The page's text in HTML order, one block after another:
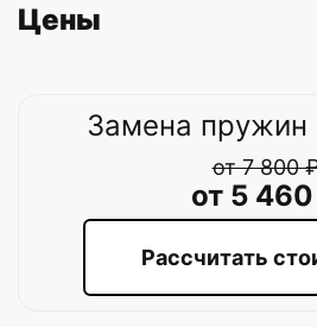
Цены
Замена пружин
от 7 800
от 5
Рассчитать